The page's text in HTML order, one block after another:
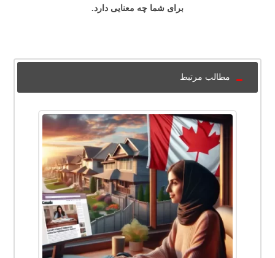
برای شما چه معنایی دارد.
مطالب مرتبط